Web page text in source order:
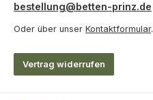
bestellung@betten-prinz.de
Oder über unser Kontaktformular.
Vertrag widerrufen